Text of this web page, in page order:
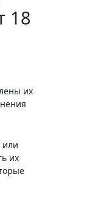
18
их
или
их